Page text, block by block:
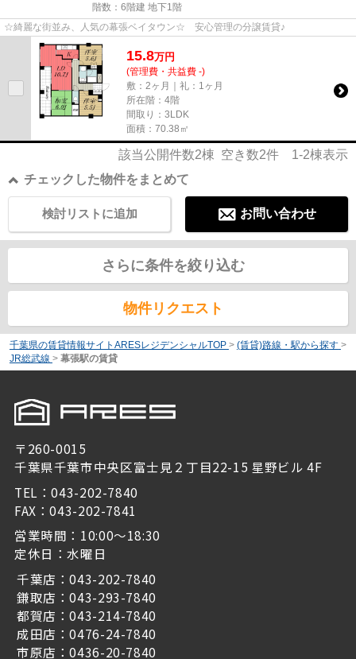
階数：6階建 地下1階
☆綺麗な街並み、人気の幕張ベイタウン☆ 安心管理の分譲賃貸♪
15.8万円
(管理費・共益費 -)
敷：2ヶ月｜礼：1ヶ月
所在階：4階
間取り：3LDK
面積：70.38㎡
該当公開件数2棟 空き数2件 1-2棟表示
チェックした物件をまとめて
お問い合わせ
検討リストに追加
さらに条件を絞り込む
物件リクエスト
千葉県の賃貸情報サイトARESレジデンシャルTOP > (賃貸)路線・駅から探す >
JR総武線 > 幕張駅の賃貸
〒260-0015
千葉県千葉市中央区富士見２丁目22-15 星野ビル 4F
TEL：043-202-7840
FAX：043-202-7841
営業時間：10:00～18:30
定休日：水曜日
千葉店：043-202-7840
鎌取店：043-293-7840
都賀店：043-214-7840
成田店：0476-24-7840
市原店：0436-20-7840